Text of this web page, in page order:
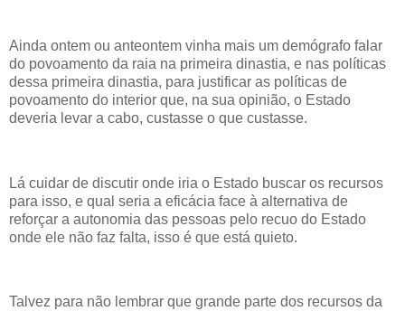
Ainda ontem ou anteontem vinha mais um demógrafo falar
do povoamento da raia na primeira dinastia, e nas políticas
dessa primeira dinastia, para justificar as políticas de
povoamento do interior que, na sua opinião, o Estado
deveria levar a cabo, custasse o que custasse.
Lá cuidar de discutir onde iria o Estado buscar os recursos
para isso, e qual seria a eficácia face à alternativa de
reforçar a autonomia das pessoas pelo recuo do Estado
onde ele não faz falta, isso é que está quieto.
Talvez para não lembrar que grande parte dos recursos da